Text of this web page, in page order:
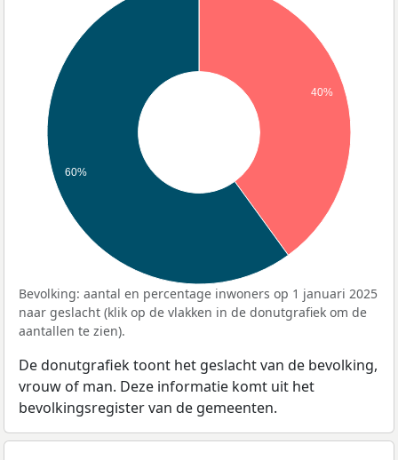
40%
60%
Bevolking: aantal en percentage inwoners op 1 januari 2025
naar geslacht (klik op de vlakken in de donutgrafiek om de
aantallen te zien).
De donutgrafiek toont het geslacht van de bevolking,
vrouw of man. Deze informatie komt uit het
bevolkingsregister van de gemeenten.